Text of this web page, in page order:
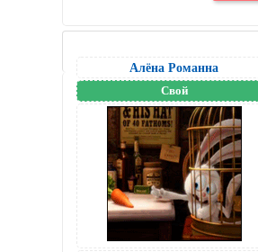
Алёна Романна
Свой